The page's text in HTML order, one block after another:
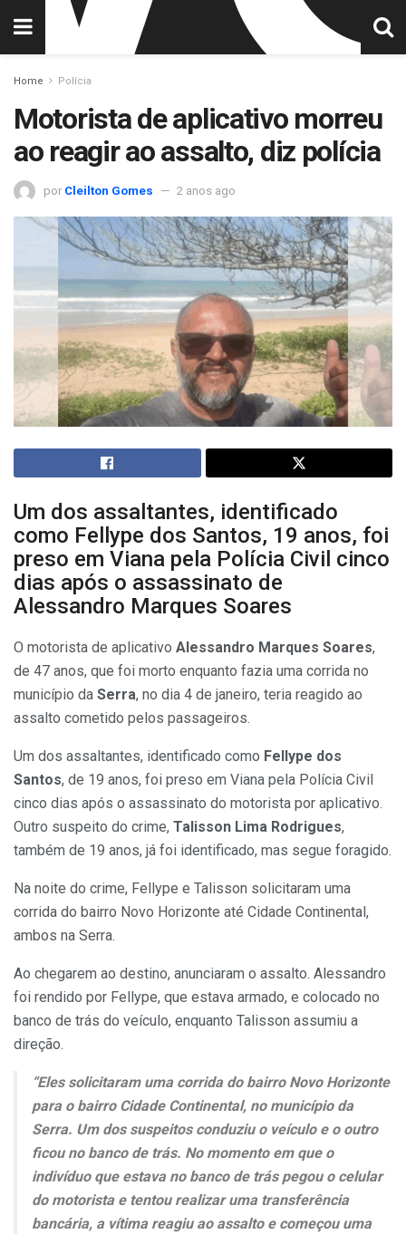
Home Polícia
Motorista de aplicativo morreu
ao reagir ao assalto, diz polícia
por Cleilton Gomes 2 anos ago
Um dos assaltantes, identificado
como Fellype dos Santos, 19 anos, foi
preso em Viana pela Polícia Civil cinco
dias após o assassinato de
Alessandro Marques Soares
O motorista de aplicativo Alessandro Marques Soares,
de 47 anos, que foi morto enquanto fazia uma corrida no
município da Serra, no dia 4 de janeiro, teria reagido ao
assalto cometido pelos passageiros.
Um dos assaltantes, identificado como Fellype dos
Santos, de 19 anos, foi preso em Viana pela Polícia Civil
cinco dias após o assassinato do motorista por aplicativo.
Outro suspeito do crime, Talisson Lima Rodrigues,
também de 19 anos, já foi identificado, mas segue foragido.
Na noite do crime, Fellype e Talisson solicitaram uma
corrida do bairro Novo Horizonte até Cidade Continental,
ambos na Serra.
Ao chegarem ao destino, anunciaram o assalto. Alessandro
foi rendido por Fellype, que estava armado, e colocado no
banco de trás do veículo, enquanto Talisson assumiu a
direção.
“Eles solicitaram uma corrida do bairro Novo Horizonte
para o bairro Cidade Continental, no município da
Serra. Um dos suspeitos conduziu o veículo e o outro
ficou no banco de trás. No momento em que o
indivíduo que estava no banco de trás pegou o celular
do motorista e tentou realizar uma transferência
bancária, a vítima reagiu ao assalto e começou uma